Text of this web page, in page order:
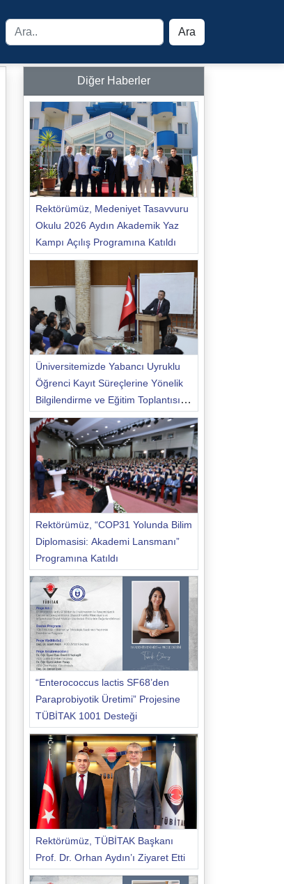
Ara
Diğer Haberler
Rektörümüz, Medeniyet Tasavvuru
Okulu 2026 Aydın Akademik Yaz
Kampı Açılış Programına Katıldı
Üniversitemizde Yabancı Uyruklu
Öğrenci Kayıt Süreçlerine Yönelik
Bilgilendirme ve Eğitim Toplantısı
Düzenlendi
Rektörümüz, “COP31 Yolunda Bilim
Diplomasisi: Akademi Lansmanı”
Programına Katıldı
“Enterococcus lactis SF68’den
Paraprobiyotik Üretimi” Projesine
TÜBİTAK 1001 Desteği
Rektörümüz, TÜBİTAK Başkanı
Prof. Dr. Orhan Aydın’ı Ziyaret Etti